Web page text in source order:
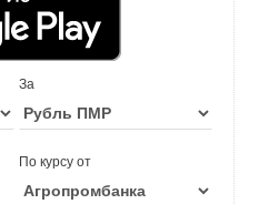
За
По курсу от